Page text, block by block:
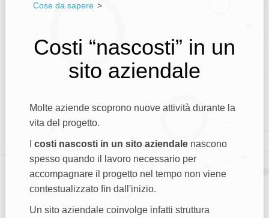
Cose da sapere >
Costi “nascosti” in un
sito aziendale
Molte aziende scoprono nuove attività durante la
vita del progetto.
costi nascosti in un sito aziendalenascono
spesso quando il lavoro necessario per
accompagnare il progetto nel tempo non viene
contestualizzato fin dall'inizio.
Un sito aziendale coinvolge infatti struttura